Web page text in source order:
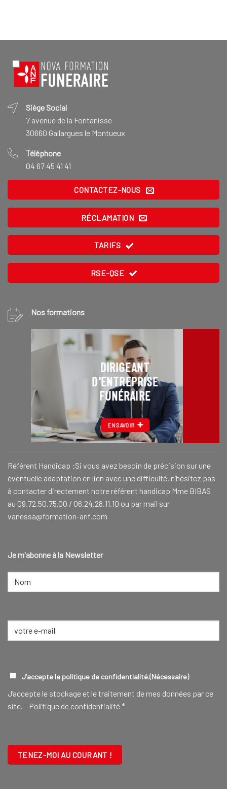
Siège Social
7 avenue de la Fontanisse
30660 Gallargues le Montueux
Téléphone
04 67 45 41 41
CONTACTEZ-NOUS
RÉCLAMATION
TARIFS
RSE-QSE
Nos formations
CONSEILLER FUNÉRAIRE
EN SAVOIR
Référent Handicap :Si vous avez besoin de précision sur une
éventuelle adaptation en lien avec une difficulté, n’hésitez pas
à contacter directement notre référent handicap Mme BIBAS
au 09.72.50.75.00 / 06.24.28.11.10 ou par mail sur
vanessa@formation-anf.com
Je m'abonne à la Newsletter
NOM
RGPD(NÉCESSAIRE)
J’accepte la politique de confidentialité.(Nécessaire)
J‘accepte le stockage et le traitement de mes données par ce
site. - Politique de confidentialité*